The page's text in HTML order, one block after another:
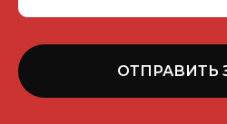
ОТПРАВИТЬ